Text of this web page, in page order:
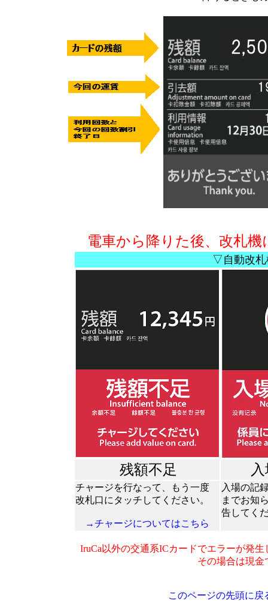
電車から降りた後、改札
▽自動改札
残額不足
チャージを行なって、もう一度
改札口にタッチしてください。
→チャージについてはこちら
入場の記
までお知
告してく
IruCa以外の交通系ICカードでエラーが発
その場合は現金
このページの先頭に戻